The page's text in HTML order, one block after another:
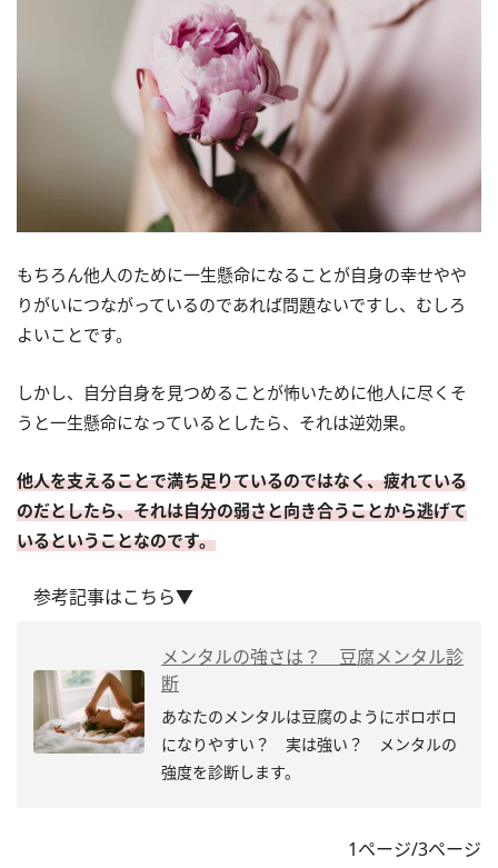
もちろん他人のために一生懸命になることが自身の幸せやや
りがいにつながっているのであれば問題ないですし、むしろ
よいことです。
しかし、自分自身を見つめることが怖いために他人に尽くそ
うと一生懸命になっているとしたら、それは逆効果。
他人を支えることで満ち足りているのではなく、疲れている
のだとしたら、それは自分の弱さと向き合うことから逃げて
いるということなのです。
参考記事はこちら▼
メンタルの強さは？ 豆腐メンタル診
断
あなたのメンタルは豆腐のようにボロボロ
になりやすい？ 実は強い？ メンタルの
強度を診断します。
1ページ/3ページ